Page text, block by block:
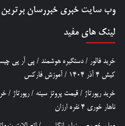
وب سایت خبری خبررسان
لینک های مفید
خرید فالور / دستگیره هوشمند / پی آر پی
کیش 4 آذر 1404
/ آموزش فارکس
خرید رپورتاژ / قیمت پروتز سینه /رپورتاژ /
ناهار خوری 4 نفره ارزان